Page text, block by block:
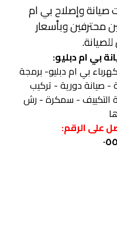
صيانة وإصلاح بي ام
محترفين وبأسعار
بي ام دبليو:
بي ام دبليو- برمجة
دورية - تركيب
- سمكرة - رش
على الرقم: